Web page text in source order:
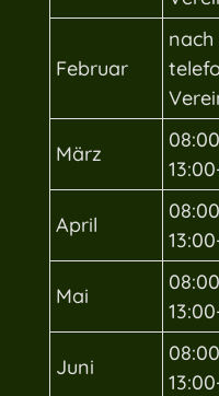
Februar
nach
März
April
Mai
Juni